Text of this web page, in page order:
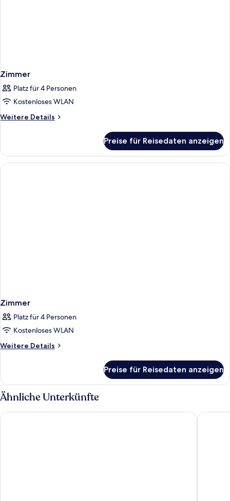
Zimmer
Platz für 4 Personen
Kostenloses WLAN
Weitere Details
Weitere
Preise für Reisedaten anzeigen
Zimmer
Platz für 4 Personen
Kostenloses WLAN
Weitere Details
Weitere
Preise für Reisedaten anzeigen
Ähnliche Unterkünfte
Hotel Emperador The